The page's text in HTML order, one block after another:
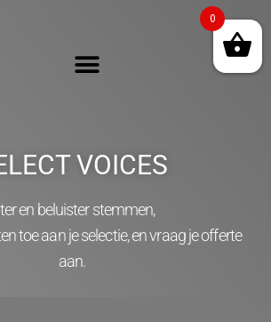
VOICES
en beluister stemmen,
toe aan je selectie, en vraag je offerte
aan.
0